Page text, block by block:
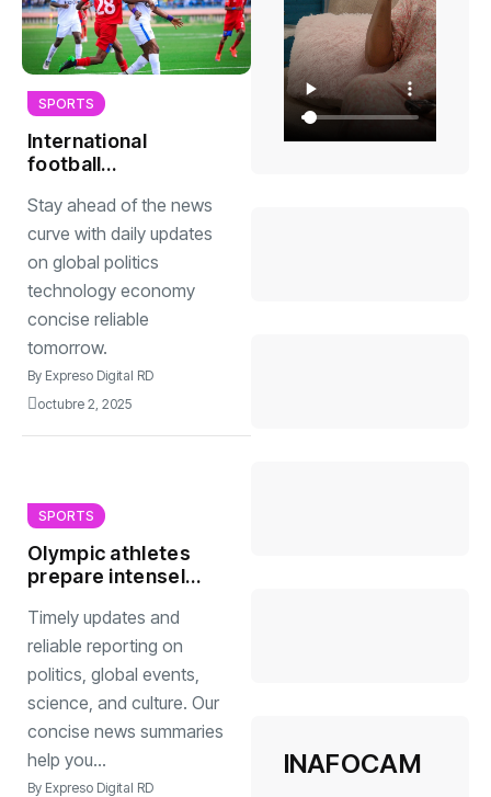
SPORTS
International
football
in record crowds
with thrilling
matches
Stay ahead of the news
curve with daily updates
on global politics
technology economy
concise reliable
tomorrow.
By Expreso Digital RD
octubre 2, 2025
SPORTS
Olympic athletes
prepare intensely
countdown to
games begins
Timely updates and
reliable reporting on
politics, global events,
science, and culture. Our
concise news summaries
help you...
By Expreso Digital RD
INAFOCAM